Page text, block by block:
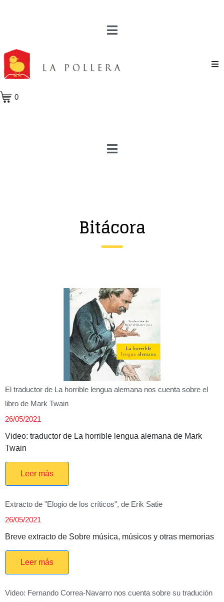
0
Bitácora
El traductor de La horrible lengua alemana nos cuenta sobre el
libro de Mark Twain
26/05/2021
Video: traductor de La horrible lengua alemana de Mark
Twain
Leer más
Extracto de "Elogio de los críticos", de Erik Satie
26/05/2021
Breve extracto de Sobre música, músicos y otras memorias
Leer más
Video: Fernando Correa-Navarro nos cuenta sobre su tradución